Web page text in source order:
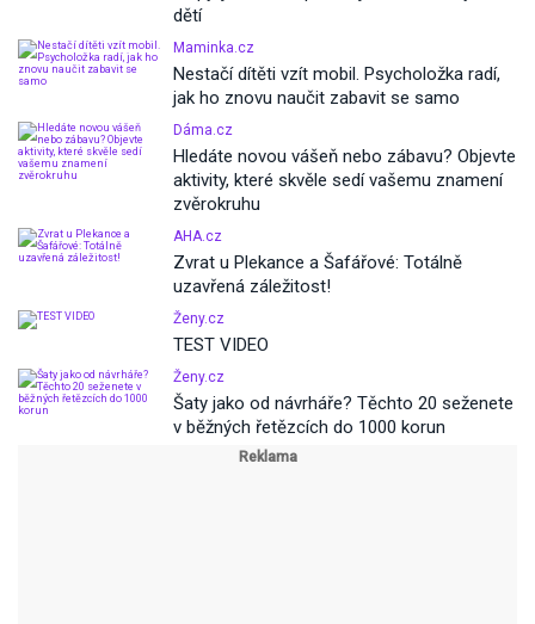
dětí
Maminka.cz
Nestačí dítěti vzít mobil. Psycholožka radí,
jak ho znovu naučit zabavit se samo
Dáma.cz
Hledáte novou vášeň nebo zábavu? Objevte
aktivity, které skvěle sedí vašemu znamení
zvěrokruhu
AHA.cz
Zvrat u Plekance a Šafářové: Totálně
uzavřená záležitost!
Ženy.cz
TEST VIDEO
Ženy.cz
Šaty jako od návrháře? Těchto 20 seženete
v běžných řetězcích do 1000 korun